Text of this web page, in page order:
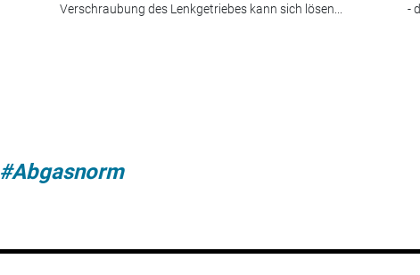
Verschraubung des Lenkgetriebes kann sich lösen...
-
#Abgasnorm